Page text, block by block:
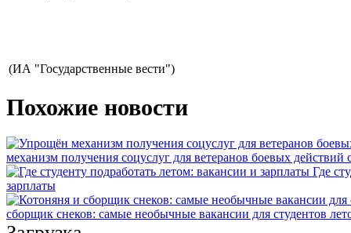
(ИА "Государственные вести")
Похожие новости
механизм получения соцуслуг для ветеранов боевых действий
Где
зарплаты
сборщик снеков: самые необычные вакансии для студентов